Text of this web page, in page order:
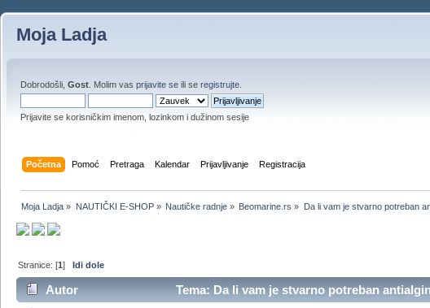
Moja Ladja
Dobrodošli, Gost . Molim vas prijavite se ili se registrujte
Prijavite se korisničkim imenom, lozinkom i dužinom sesije
Početna Pomoć Pretraga Kalendar Prijavljivanje Registracija
Moja Ladja » NAUTIČKI E-SHOP» Nautičke radnje» Beomarine.rs » Da li vam je stvarno potreban
Stranice: [1]Idi dole
Autor Tema: Da li vam je stvarno potreban